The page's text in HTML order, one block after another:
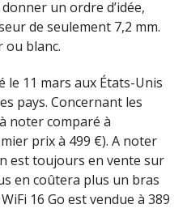
un ordre d’idée,
de seulement 7,2 mm.
ou blanc.
le 11 mars aux États-Unis
pays. Concernant les
noter comparé à
prix à 499 €). A noter
est toujours en vente sur
en coûtera plus un bras
16 Go est vendue à 389